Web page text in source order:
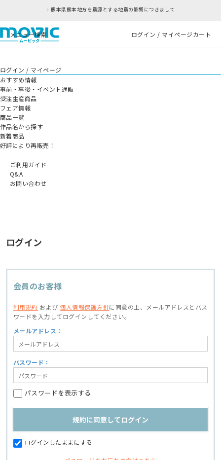
熊本県熊本地方を震源とする地震の影響につきまして
メニュー検索 ログイン / マイページカート
ログイン / マイページ
おすすめ情報
事前・事後・イベント通販
受注生産商品
フェア情報
商品一覧
作品名から探す
新着商品
好評により再販売！
ご利用ガイド
Q&A
お問い合わせ
ログイン
会員のお客様
利用規約 および個人情報保護方針に同意の上、
メールアドレスとパス
ワードを入力してログインしてください。
メールアドレス：
パスワード：
パスワードを表示する
ログインしたままにする